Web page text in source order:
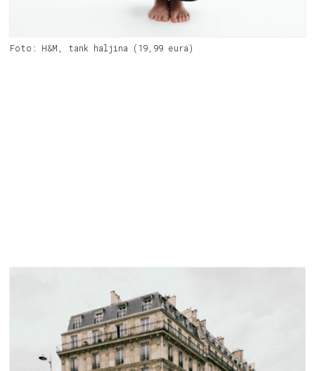
Foto: H&M, tank haljina (19,99 eura)